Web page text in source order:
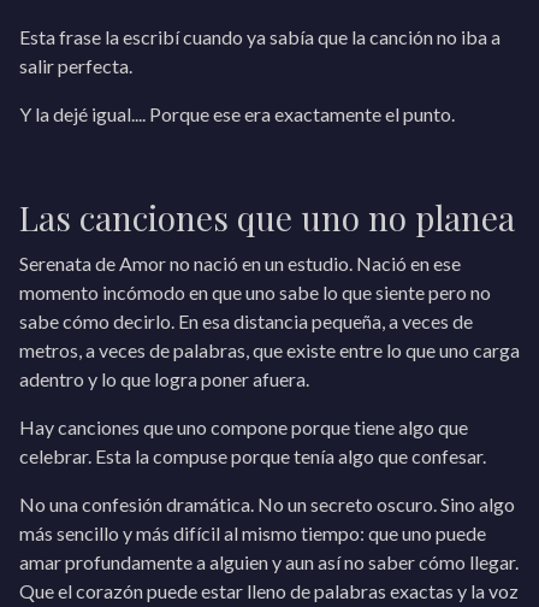
Esta frase la escribí cuando ya sabía que la canción no iba a
salir perfecta.
Y la dejé igual.... Porque ese era exactamente el punto.
Las canciones que uno no planea
Serenata de Amor no nació en un estudio. Nació en ese
momento incómodo en que uno sabe lo que siente pero no
sabe cómo decirlo. En esa distancia pequeña, a veces de
metros, a veces de palabras, que existe entre lo que uno carga
adentro y lo que logra poner afuera.
Hay canciones que uno compone porque tiene algo que
celebrar. Esta la compuse porque tenía algo que confesar.
No una confesión dramática. No un secreto oscuro. Sino algo
más sencillo y más difícil al mismo tiempo: que uno puede
amar profundamente a alguien y aun así no saber cómo llegar.
Que el corazón puede estar lleno de palabras exactas y la voz